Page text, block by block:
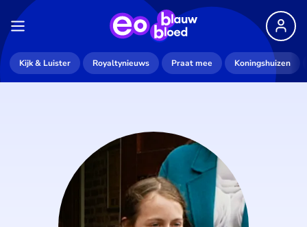
Kijk & Luister Royaltynieuws Praat mee Koningshuizen